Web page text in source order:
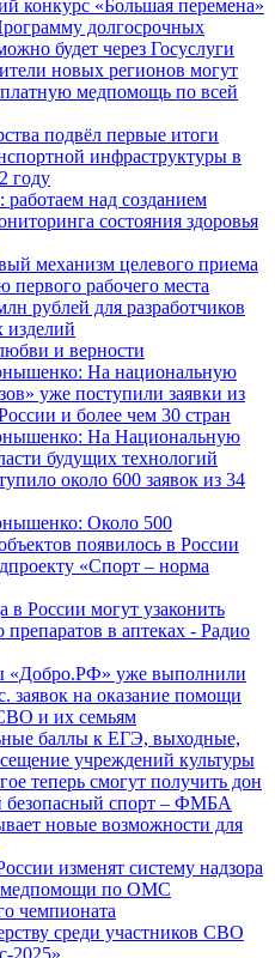
конкурс «Большая перемена»
долгосрочных
будет через Госуслуги
новых регионов могут
медпомощь по всей
подвёл первые итоги
инфраструктуры в
году
над созданием
состояния здоровья
механизм целевого приема
первого рабочего места
рублей для разработчиков
изделий
и верности
На национальную
уже поступили заявки из
и более чем 30 стран
На Национальную
будущих технологий
около 600 заявок из 34
Около 500
появилось в России
«Спорт – норма
в России могут узаконить
препаратов в аптеках - Радио
«Добро.РФ» уже выполнили
заявок на оказание помощи
и их семьям
баллы к ЕГЭ, выходные,
учреждений культуры
теперь смогут получить дон
безопасный спорт – ФМБА
новые возможности для
изменят систему надзора
медпомощи по ОМС
чемпионата
среди участников СВО
2025»